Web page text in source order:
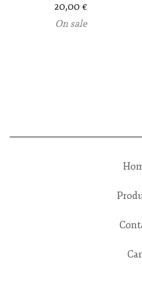
20,00 €
On sale